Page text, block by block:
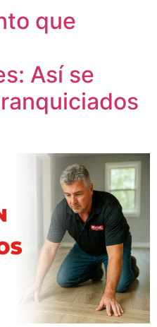
que
Así se